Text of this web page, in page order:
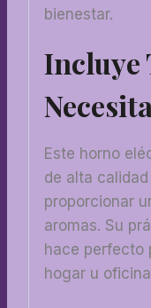
bienestar.
Incluye
Este horno
de alta
proporcionar
aromas. Su
hace perfecto
hogar u